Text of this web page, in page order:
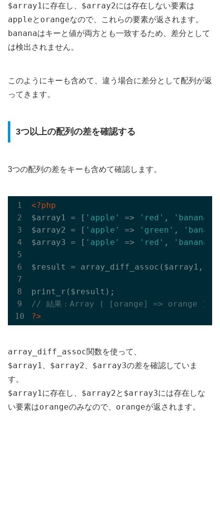
$array1 に存在し、 $array2には存在しない要素は
appleと orangeなので、これらの要素が返されます。
bananaはキーと値が両方とも一致するため、差分として
は検出されません。
このようにキーも含めて、違う場合に差分として配列が返
ってきます。
3つ以上の配列の差を確認する
3つの配列の差をキーも含めて確認します。
<?php
$array1 = [ 'apple' => 'red' , 'banana'
$array2 = [ 'apple' => 'green' ,
$array3 = [ 'apple' => 'red' , 'banana'
$result = array_diff_assoc($array1,
// 結果：Array ( [orange] => orange )
?>
array_diff_assoc関数を使って、
$array1、 $array2、 $array3の差を確認していま
す。
$array1に存在し、 $array2と $array3には存在しな
い要素はorangeのみなので、 orangeが返されます。